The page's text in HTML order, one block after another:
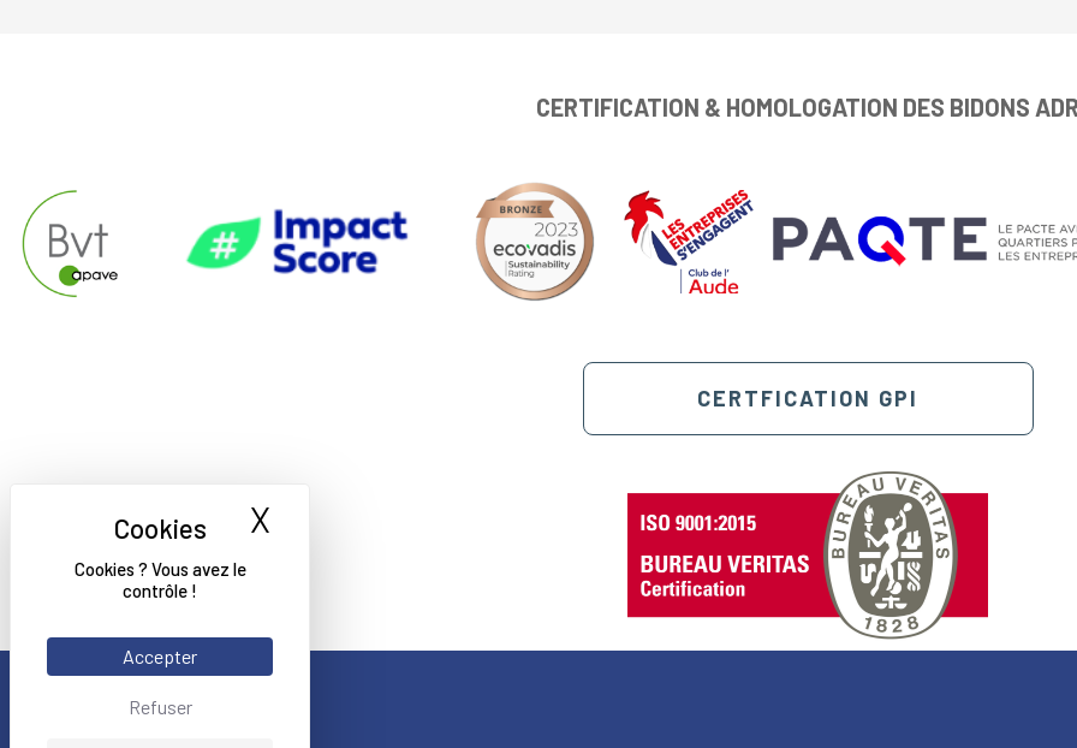
Cookies ? Vous avez le
contrôle !
Accepter
Refuser
X Masquer le bandeau des cookies
CERTIFICATION & HOMOLOGATION DES BIDONS
CERTFICATION GPI